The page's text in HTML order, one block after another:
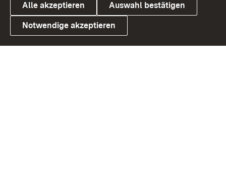
Link zum Landesportal
Alle akzeptieren Auswahl bestätigen
Notwendige akzeptieren